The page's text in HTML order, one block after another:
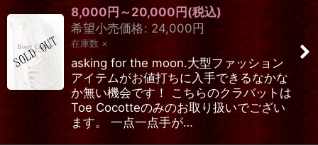
8,000円 ～20,000円(税込)
希望小売価格: 24,000円
在庫数 ×
asking for the moon.大型ファッション
アイテムがお値打ちに入手できるなかな
か無い機会です！ こちらのクラバットは
Toe Cocotteのみのお取り扱いでござい
ます。 一点一点手が…